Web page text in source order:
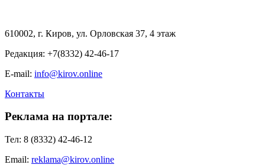
610002, г. Киров, ул. Орловская 37, 4 этаж
Редакция: +7(8332) 42-46-17
E-mail: info@kirov.online
Контакты
Реклама на портале:
Тел: 8 (8332) 42-46-12
Email: reklama@kirov.online